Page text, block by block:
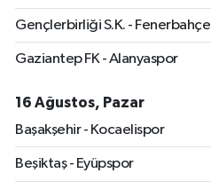
Gençlerbirliği S.K. - Fenerbahçe
Gaziantep FK - Alanyaspor
16 Ağustos, Pazar
Başakşehir - Kocaelispor
Beşiktaş - Eyüpspor